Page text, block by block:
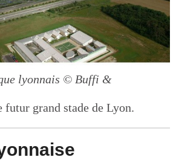
lyonnais © Buffi &
grand stade de Lyon.